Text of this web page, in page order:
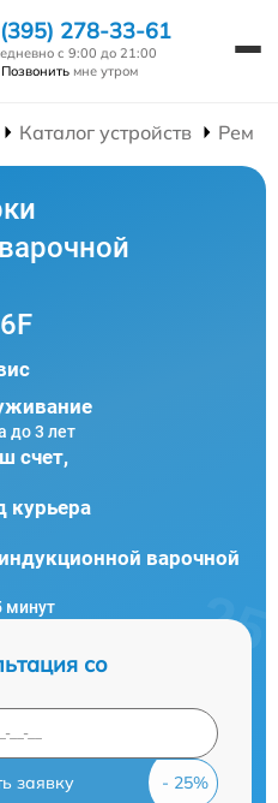
278-33-61
с 9:00 до 21:00
Позвонить мне утром
Каталог устройств
до 3 лет
счет,
курьера
варочной
минут
со
заявку